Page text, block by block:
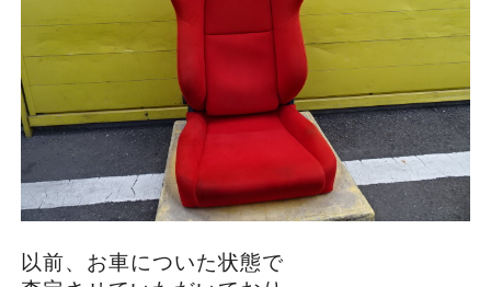
以前、お車についた状態で